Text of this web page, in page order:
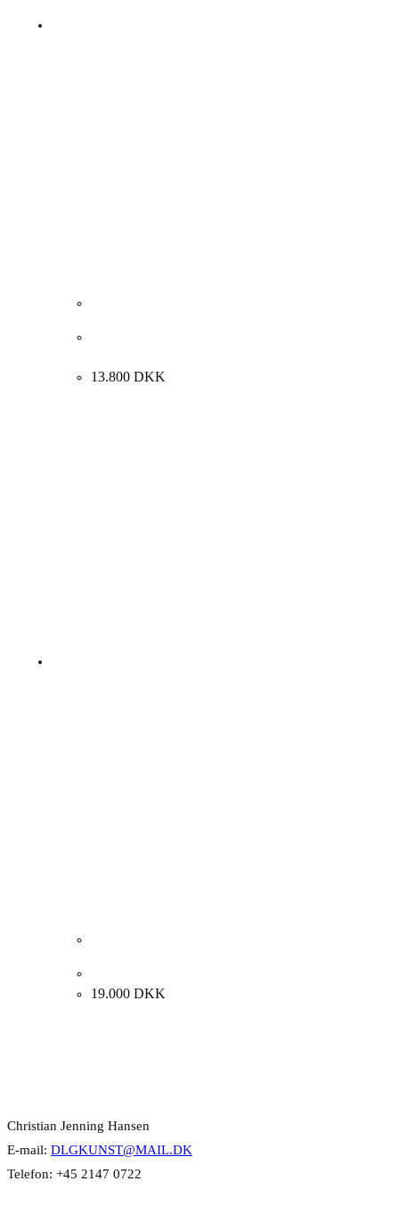
13.800 DKK
19.000 DKK
Christian Jenning Hansen
E-mail: DLGKUNST@MAIL.DK
Telefon: +45 2147 0722